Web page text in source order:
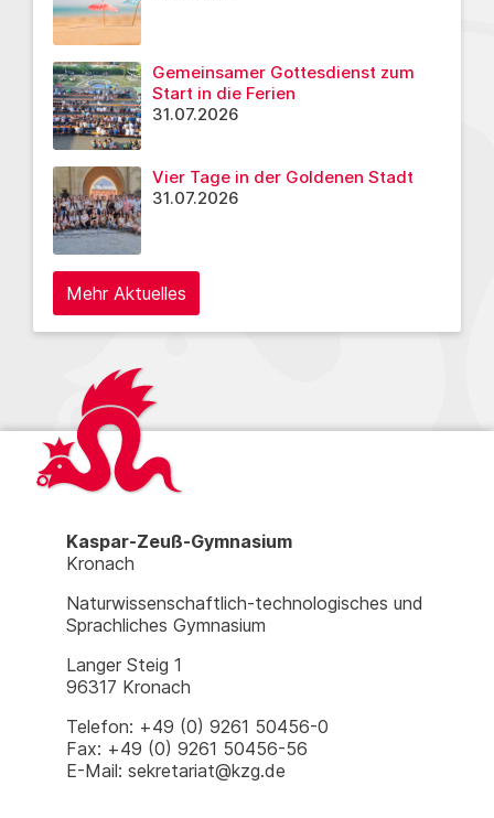
Gemeinsamer Gottesdienst zum
Start in die Ferien
31.07.2026
Vier Tage in der Goldenen Stadt
31.07.2026
Mehr Aktuelles
Kaspar-Zeuß-Gymnasium
Kronach
Naturwissenschaftlich-technologisches und
Sprachliches Gymnasium
Langer Steig 1
96317 Kronach
Telefon: +49 (0) 9261 50456-0
Fax: +49 (0) 9261 50456-56
E-Mail: sekretariat@kzg.de